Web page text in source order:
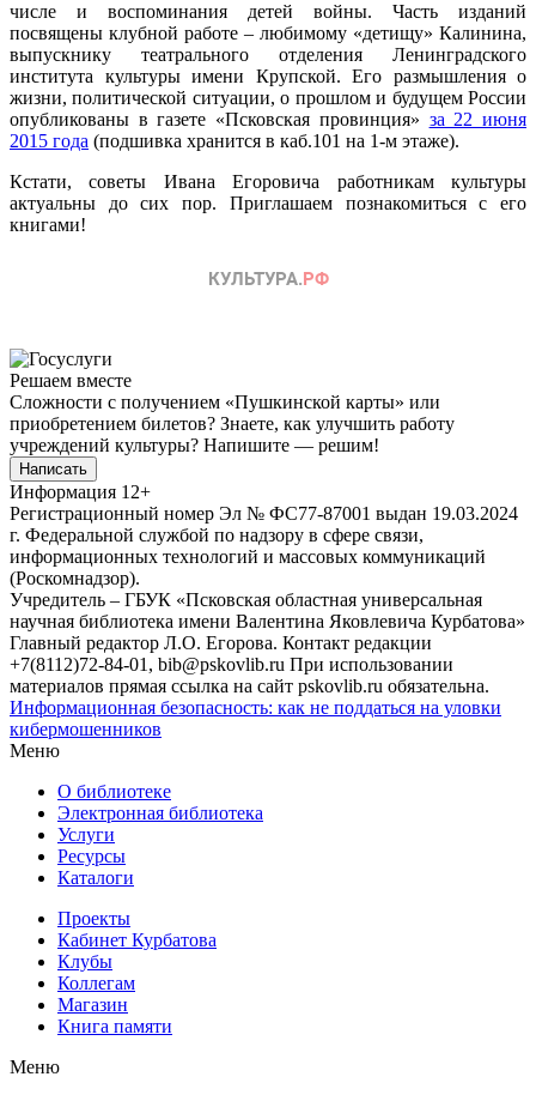
числе и воспоминания детей войны. Часть изданий
посвящены клубной работе – любимому «детищу» Калинина,
выпускнику театрального отделения Ленинградского
института культуры имени Крупской. Его размышления о
жизни, политической ситуации, о прошлом и будущем России
опубликованы в газете «Псковская провинция» за 22 июня
2015 года (подшивка хранится в каб.101 на 1-м этаже).
Кстати, советы Ивана Егоровича работникам культуры
актуальны до сих пор. Приглашаем познакомиться с его
книгами!
Решаем вместе
Сложности с получением «Пушкинской карты» или
приобретением билетов? Знаете, как улучшить работу
учреждений культуры? Напишите — решим!
Написать
Информация 12+
Регистрационный номер Эл № ФС77-87001 выдан 19.03.2024
г. Федеральной службой по надзору в сфере связи,
информационных технологий и массовых коммуникаций
(Роскомнадзор).
Учредитель – ГБУК «Псковская областная универсальная
научная библиотека имени Валентина Яковлевича Курбатова»
Главный редактор Л.О. Егорова. Контакт редакции
+7(8112)72-84-01, bib@pskovlib.ru При использовании
материалов прямая ссылка на сайт pskovlib.ru обязательна.
Информационная безопасность: как не поддаться на уловки
кибермошенников
Меню
О библиотеке
Электронная библиотека
Услуги
Ресурсы
Каталоги
Проекты
Кабинет Курбатова
Клубы
Коллегам
Магазин
Книга памяти
Меню